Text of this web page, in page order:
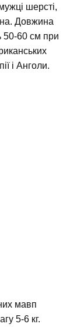
шерсті,
Довжина
50-60 см при
і Анголи.
мавп
5-6 кг.